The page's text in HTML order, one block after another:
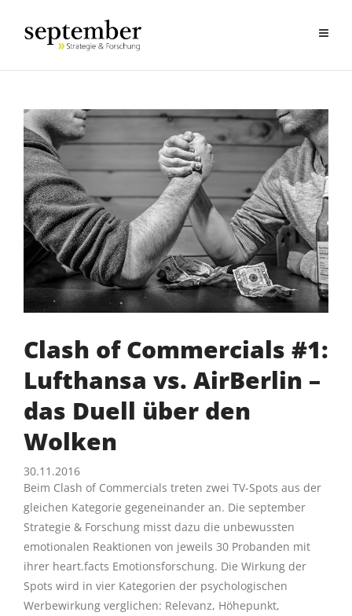
Clash of Commercials #1:
Lufthansa vs. AirBerlin –
das Duell über den
Wolken
30.11.2016
Beim Clash of Commercials treten zwei TV-Spots aus der
gleichen Kategorie gegeneinander an. Die september
Strategie & Forschung misst dazu die unbewussten
emotionalen Reaktionen von jeweils 30 Probanden mit
ihrer heart.facts Emotionsforschung. Die Wirkung der
Spots wird in vier Kategorien der psychologischen
Werbewirkung verglichen: Relevanz, Höhepunkt,